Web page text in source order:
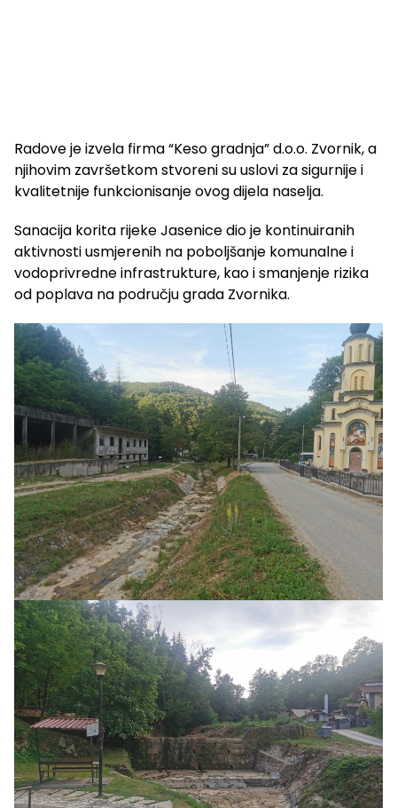
Radove je izvela firma “Keso gradnja” d.o.o. Zvornik, a
njihovim završetkom stvoreni su uslovi za sigurnije i
kvalitetnije funkcionisanje ovog dijela naselja.
Sanacija korita rijeke Jasenice dio je kontinuiranih
aktivnosti usmjerenih na poboljšanje komunalne i
vodoprivredne infrastrukture, kao i smanjenje rizika
od poplava na području grada Zvornika.